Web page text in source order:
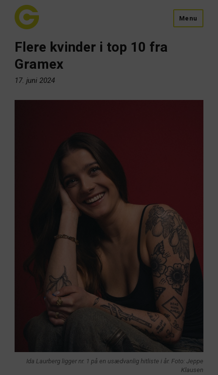
Menu
Flere kvinder i top 10 fra
Gramex
17. juni 2024
Ida Laurberg ligger nr. 1 på en usædvanlig hitliste i år. Foto: Jeppe
Klausen